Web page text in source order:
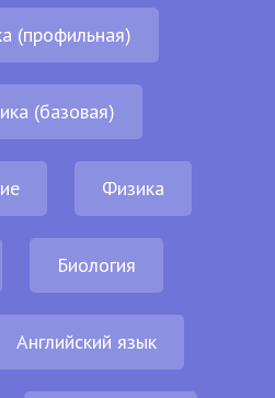
(профильная)
(базовая)
Физика
Биология
Английский язык